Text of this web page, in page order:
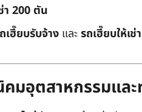
า 200 ตัน
เฮี๊ยบรับจ้าง และรถเฮี๊ยบให้เช่า
มอุตสาหกรรมแล